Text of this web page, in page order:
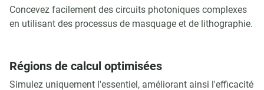
Concevez facilement des circuits photoniques complexes
en utilisant des processus de masquage et de lithographie.
Régions de calcul optimisées
Simulez uniquement l'essentiel, améliorant ainsi l'efficacité